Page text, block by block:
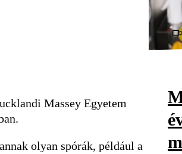
Massey Egyetem
olyan spórák, például a